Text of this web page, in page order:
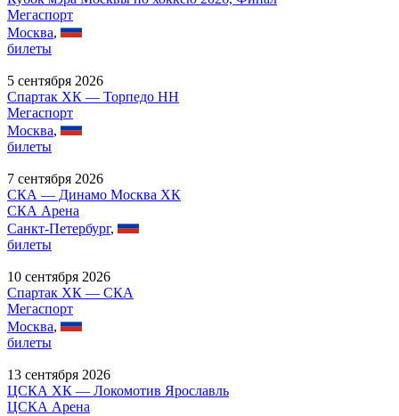
Мегаспорт
Москва,
билеты
5 сентября 2026
Спартак ХК — Торпедо НН
Мегаспорт
Москва,
билеты
7 сентября 2026
СКА — Динамо Москва ХК
СКА Арена
Санкт-Петербург,
билеты
10 сентября 2026
Спартак ХК — СКА
Мегаспорт
Москва,
билеты
13 сентября 2026
ЦСКА ХК — Локомотив Ярославль
ЦСКА Арена